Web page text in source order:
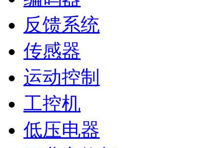
反馈系统
传感器
运动控制
工控机
低压电器